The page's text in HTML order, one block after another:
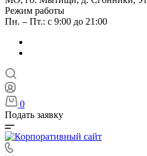
Режим работы
Пн. – Пт.: с 9:00 до 21:00
0
Подать заявку